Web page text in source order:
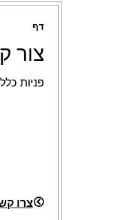
דף
צור
פניות
צרו